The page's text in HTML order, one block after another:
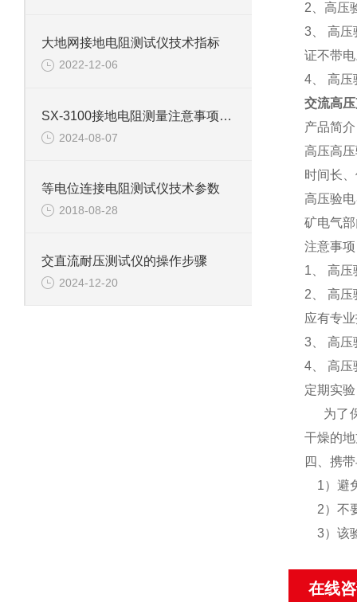
大地网接地电阻测试仪技术指标
2022-12-06
SX-3100接地电阻测量注意事项及干扰消除措施
2024-08-07
等电位连接电阻测试仪技术参数
2018-08-28
交直流耐压测试仪的操作步骤
2024-12-20
2
高压
3、
高压
证不带
4、
高压
交流高
产品简介
高压高
时间长
高压验
矿电气
注意事项
1
高压
2
高压
应有专
3、
高压
4、
高压
定期实
为了保
干燥的
四、携
1）避
2）不
3）该
在线